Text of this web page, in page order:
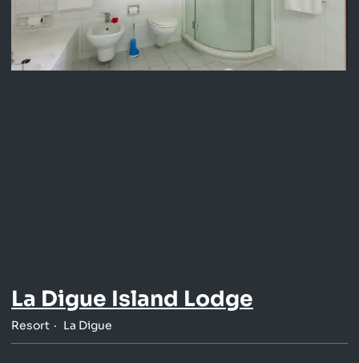
La Digue Island Lodge
Resort La Digue